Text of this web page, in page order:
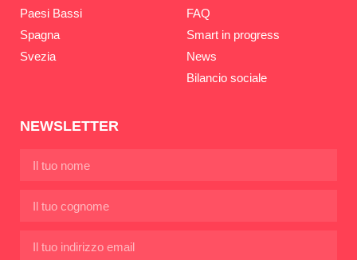
Paesi Bassi
Spagna
Svezia
FAQ
Smart in progress
News
Bilancio sociale
NEWSLETTER